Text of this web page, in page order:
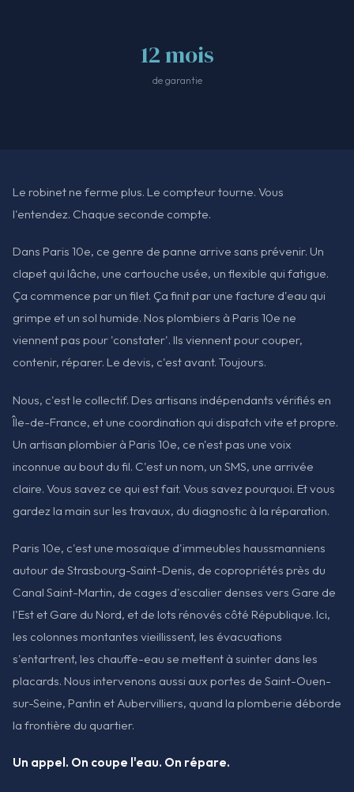
12 mois
de garantie
Le robinet ne ferme plus. Le compteur tourne. Vous
l'entendez. Chaque seconde compte.
Dans Paris 10e, ce genre de panne arrive sans prévenir. Un
clapet qui lâche, une cartouche usée, un flexible qui fatigue.
Ça commence par un filet. Ça finit par une facture d'eau qui
grimpe et un sol humide. Nos plombiers à Paris 10e ne
viennent pas pour 'constater'. Ils viennent pour couper,
contenir, réparer. Le devis, c'est avant. Toujours.
Nous, c'est le collectif. Des artisans indépendants vérifiés en
Île-de-France, et une coordination qui dispatch vite et propre.
Un artisan plombier à Paris 10e, ce n'est pas une voix
inconnue au bout du fil. C'est un nom, un SMS, une arrivée
claire. Vous savez ce qui est fait. Vous savez pourquoi. Et vous
gardez la main sur les travaux, du diagnostic à la réparation.
Paris 10e, c'est une mosaïque d'immeubles haussmanniens
autour de Strasbourg-Saint-Denis, de copropriétés près du
Canal Saint-Martin, de cages d'escalier denses vers Gare de
l'Est et Gare du Nord, et de lots rénovés côté République. Ici,
les colonnes montantes vieillissent, les évacuations
s'entartrent, les chauffe-eau se mettent à suinter dans les
placards. Nous intervenons aussi aux portes de Saint-Ouen-
sur-Seine, Pantin et Aubervilliers, quand la plomberie déborde
la frontière du quartier.
Un appel. On coupe l'eau. On répare.